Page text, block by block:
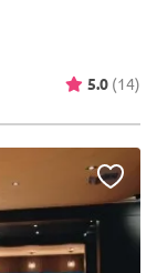
5.0 (14)